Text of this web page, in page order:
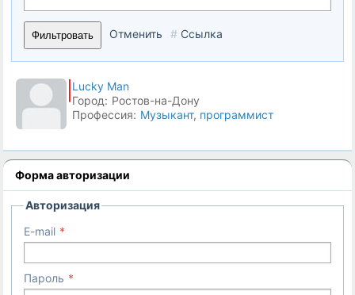
Фильтровать Отменить # Ссылка
Lucky Man
Город: Ростов-на-Дону
Профессия: Музыкант, программист
Форма авторизации
Авторизация
E-mail
Пароль